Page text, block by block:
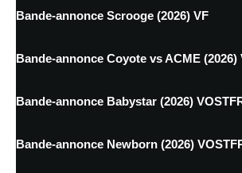
Bande-annonce Scrooge (2026) VF
Bande-annonce Coyote vs ACME (2026)
Bande-annonce Babystar (2026)
Bande-annonce Newborn (2026)